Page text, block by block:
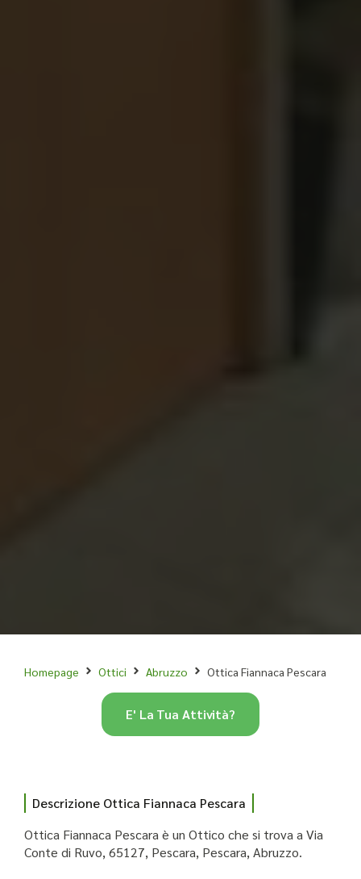
Homepage Ottici Abruzzo Ottica Fiannaca Pescara
Descrizione Ottica Fiannaca Pescara
Ottica Fiannaca Pescara è un Ottico che si trova a Via
Conte di Ruvo, 65127, Pescara, Pescara, Abruzzo.
E' La Tua Attività?